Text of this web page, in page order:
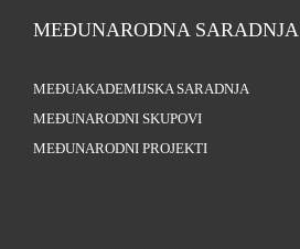
MEĐUNARODNA SARADNJA
MEĐUAKADEMIJSKA SARADNJA
MEĐUNARODNI SKUPOVI
MEĐUNARODNI PROJEKTI